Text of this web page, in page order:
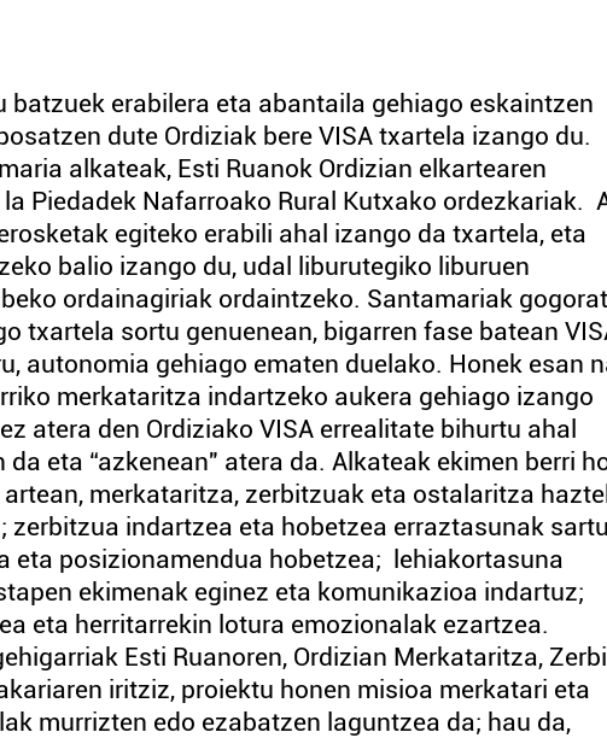
batzuek erabilera eta abantaila gehiago eskaintzen
dute Ordiziak bere VISA txartela izango du.
alkateak, Esti Ruanok Ordizian elkartearen
Piedadek Nafarroako Rural Kutxako ordezkariak.
egiteko erabili ahal izango da txartela, eta
balio izango du, udal liburutegiko liburuen
ordainagiriak ordaintzeko. Santamariak
txartela sortu genuenean, bigarren fase batean
autonomia gehiago ematen duelako. Honek esan
merkataritza indartzeko aukera gehiago izango
atera den Ordiziako VISA errealitate bihurtu ahal
eta “azkenean" atera da. Alkateak ekimen berri
merkataritza, zerbitzuak eta ostalaritza
indartzea eta hobetzea erraztasunak
eta posizionamendua hobetzea; lehiakortasuna
ekimenak eginez eta komunikazioa indartuz;
eta herritarrekin lotura emozionalak ezartzea.
Esti Ruanoren, Ordizian Merkataritza,
iritziz, proiektu honen misioa merkatari eta
murrizten edo ezabatzen laguntzea da; hau da,